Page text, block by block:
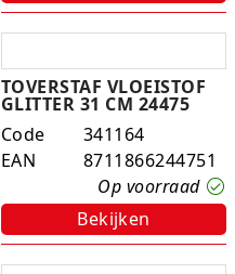
TOVERSTAF VLOEISTOF
GLITTER 31 CM 24475
Code
341164
EAN
8711866244751
Op voorraad
Bekijken